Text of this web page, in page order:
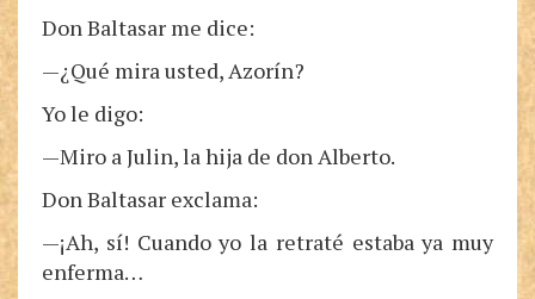
Don Baltasar me dice:
—¿Qué mira usted, Azorín?
Yo le digo:
—Miro a Julin, la hija de don Alberto.
Don Baltasar exclama:
—¡Ah, sí! Cuando yo la retraté estaba ya muy
enferma…